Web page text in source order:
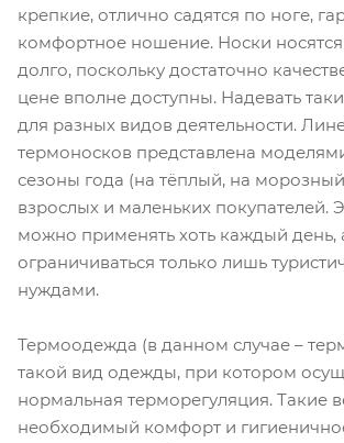
крепкие, отлично садятся по ноге,
комфортное ношение. Носки носятся
долго, поскольку достаточно
цене вполне доступны. Надевать
для разных видов деятельности.
термоносков представлена
сезоны года (на тёплый, на
взрослых и маленьких покупателей.
можно применять хоть каждый день,
ограничиваться только лишь
нуждами.
Термоодежда (в данном случае –
такой вид одежды, при котором
нормальная терморегуляция. Такие
необходимый комфорт и